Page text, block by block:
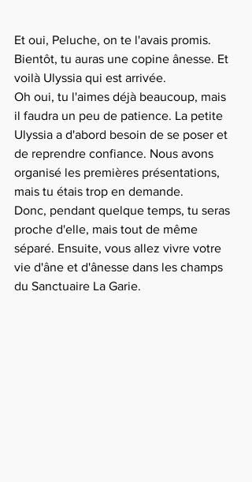
Et oui, Peluche, on te l'avais promis.
Bientôt, tu auras une copine ânesse. Et
voilà Ulyssia qui est arrivée.
Oh oui, tu l'aimes déjà beaucoup, mais
il faudra un peu de patience. La petite
Ulyssia a d'abord besoin de se poser et
de reprendre confiance. Nous avons
organisé les premières présentations,
mais tu étais trop en demande.
Donc, pendant quelque temps, tu seras
proche d'elle, mais tout de même
séparé. Ensuite, vous allez vivre votre
vie d'âne et d'ânesse dans les champs
du Sanctuaire La Garie.